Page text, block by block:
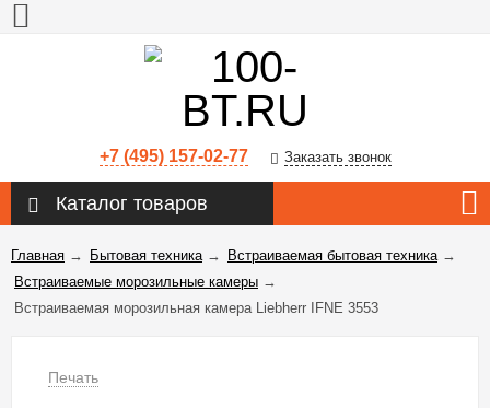
+7 (495) 157-02-77 Заказать звонок
Каталог товаров
Главная → Бытовая техника→ Встраиваемая бытовая техника→
Встраиваемые морозильные камеры →
Встраиваемая морозильная камера Liebherr IFNE 3553
Печать